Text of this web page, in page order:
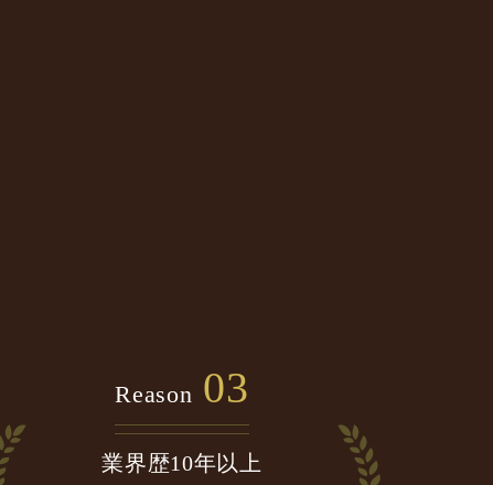
Reason 03
業界歴10年以上